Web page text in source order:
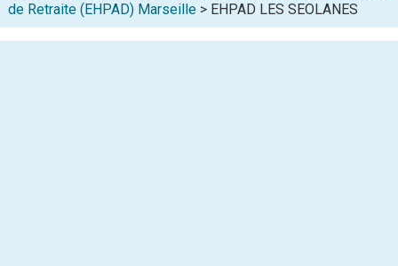
de Retraite (EHPAD) Marseille > EHPAD LES SEOLANES